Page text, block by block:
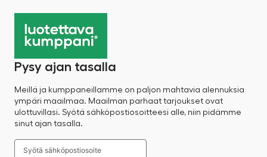
Pysy ajan tasalla
Meillä ja kumppaneillamme on paljon mahtavia alennuksia
ympäri maailmaa. Maailman parhaat tarjoukset ovat
ulottuvillasi. Syötä sähköpostiosoitteesi alle, niin pidämme
sinut ajan tasalla.